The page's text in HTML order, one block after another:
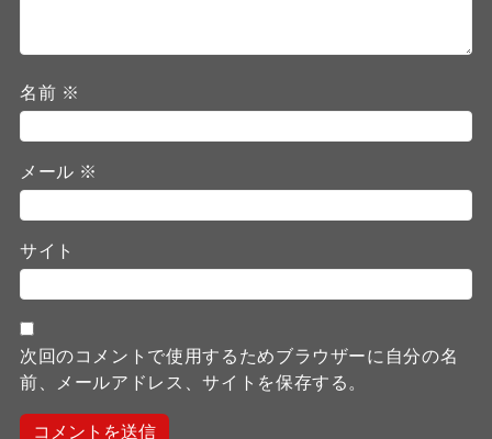
名前 ※
メール ※
サイト
次回のコメントで使用するためブラウザーに自分の名
前、メールアドレス、サイトを保存する。